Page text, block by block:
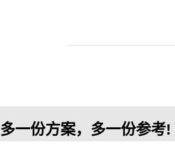
多一份方案，多一份参考!